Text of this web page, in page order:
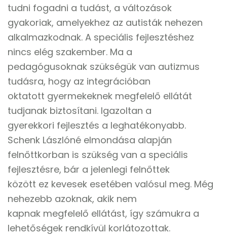
tudni fogadni a tudást, a változások
gyakoriak, amelyekhez az autisták nehezen
alkalmazkodnak. A speciális fejlesztéshez
nincs elég szakember. Ma a
pedagógusoknak szükségük van autizmus
tudásra, hogy az integrációban
oktatott gyermekeknek megfelelő ellátát
tudjanak biztosítani. Igazoltan a
gyerekkori fejlesztés a leghatékonyabb.
Schenk Lászlóné elmondása alapján
felnőttkorban is szükség van a speciális
fejlesztésre, bár a jelenlegi felnőttek
között ez kevesek esetében valósul meg. Még
nehezebb azoknak, akik nem
kapnak megfelelő ellátást, így számukra a
lehetőségek rendkívül korlátozottak.